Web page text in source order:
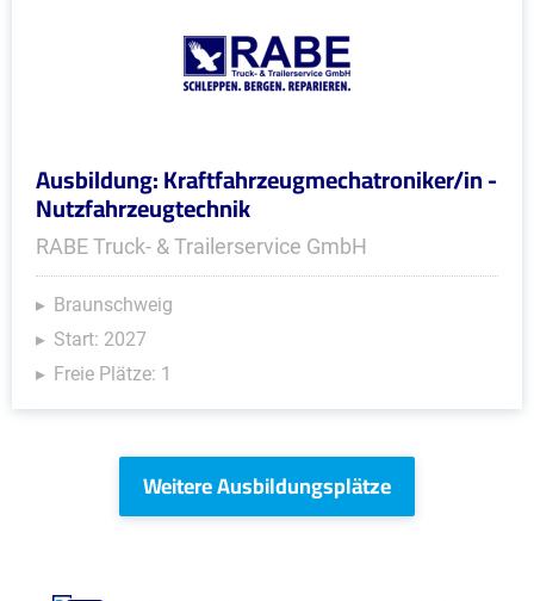
Ausbildung: Kraftfahrzeugmechatroniker/in -
Nutzfahrzeugtechnik
RABE Truck- & Trailerservice GmbH
Braunschweig
Start: 2027
Freie Plätze: 1
Weitere Ausbildungsplätze